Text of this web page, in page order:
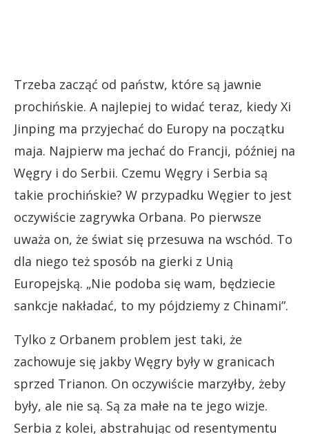
Trzeba zacząć od państw, które są jawnie
prochińskie. A najlepiej to widać teraz, kiedy Xi
Jinping ma przyjechać do Europy na początku
maja. Najpierw ma jechać do Francji, później na
Węgry i do Serbii. Czemu Węgry i Serbia są
takie prochińskie? W przypadku Węgier to jest
oczywiście zagrywka Orbana. Po pierwsze
uważa on, że świat się przesuwa na wschód. To
dla niego też sposób na gierki z Unią
Europejską. „Nie podoba się wam, będziecie
sankcje nakładać, to my pójdziemy z Chinami”.
Tylko z Orbanem problem jest taki, że
zachowuje się jakby Węgry były w granicach
sprzed Trianon. On oczywiście marzyłby, żeby
były, ale nie są. Są za małe na te jego wizje.
Serbia z kolei, abstrahując od resentymentu